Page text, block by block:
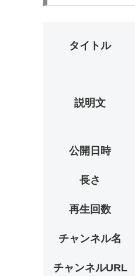
タイトル
説明文
公開日時
長さ
再生回数
チャンネル名
チャンネルURL